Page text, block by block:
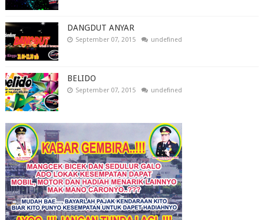
DANGDUT ANYAR
September 07, 2015 undefined
BELIDO
September 07, 2015 undefined